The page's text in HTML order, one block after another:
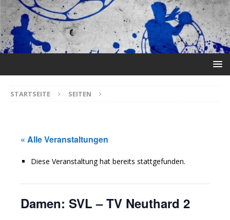
STARTSEITE SEITEN
« Alle Veranstaltungen
Diese Veranstaltung hat bereits stattgefunden.
Damen: SVL – TV Neuthard 2